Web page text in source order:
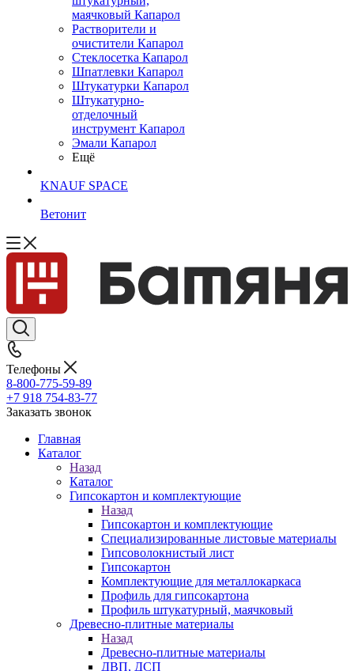
маячковый Капарол
Растворители и
очистители Капарол
Cтеклосетка Капарол
Шпатлевки Капарол
Штукатурки Капарол
Штукатурно-
отделочный
инструмент Капарол
Эмали Капарол
Ещё
KNAUF SPACE
Ветонит
Телефоны
8-800-775-59-89
+7 918 754-83-77
Заказать звонок
Главная
Каталог
Назад
Каталог
Гипсокартон и комплектующие
Назад
Гипсокартон и комплектующие
Специализированные листовые материалы
Гипсоволокнистый лист
Гипсокартон
Комплектующие для металлокаркаса
Профиль для гипсокартона
Профиль штукатурный, маячковый
Древесно-плитные материалы
Назад
Древесно-плитные материалы
ДВП, ДСП